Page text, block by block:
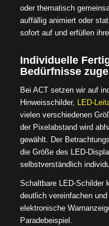
oder thematisch
auffällig animiert oder
sofort auf und erfüllen
Individuelle
Bedürfnisse
Bei ACT setzen wir auf
Hinweisschilder, LED-
vielen verschiedenen
der Pixelabstand wird
gewählt. Der
die Größe des LED-
selbstverständlich
Schaltbare LED-Schilder
deutlich vereinfachen
elektronische
Paradebeispiel.